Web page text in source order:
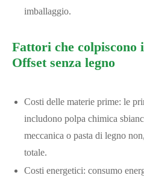
imballaggio.
Fattori che colpiscono
Offset senza legno
Costi delle materie prime: le
includono polpa chimica
meccanica o pasta di legno
totale.
Costi energetici: consumo